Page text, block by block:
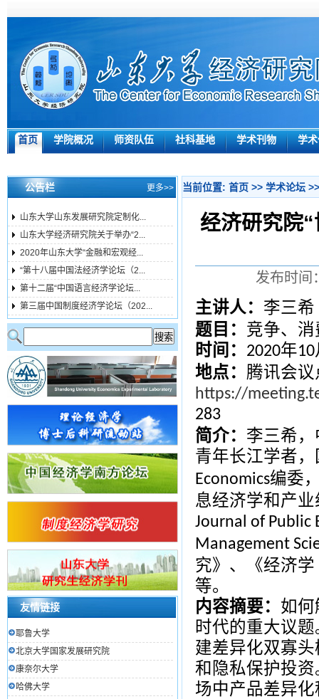
首页 学院概况 师资队伍 社科基地 学术刊物 学
公告栏 更多>>
山东大学山东发展研究院定制化...
山东大学经济研究院关于举办“2...
2020年山东大学“金融和宏观经...
“第十八届中国法经济学论坛（2...
第十二届“中国语言经济学论坛...
第三届中国制度经济学论坛（202...
友情链接
耶鲁大学
北京大学国家发展研究院
康奈尔大学
哈佛大学
当前位置: 首页 >> 学术论坛
经济研究院
发布时
主讲人： 李三希
题目： 竞争、
时间： 2020年10
地点： 腾讯会
https://
283
简介： 李三希
青年长江学者
Economics编委
息经济学和产
Journal of Public
Management
究》、《经济
等。
内容摘要： 如
时代的重大议
建差异化双寡
和隐私保护投
场中产品差异